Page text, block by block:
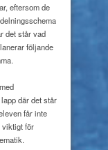
eftersom de
det står vad
följande
där det står
får inte
viktigt för